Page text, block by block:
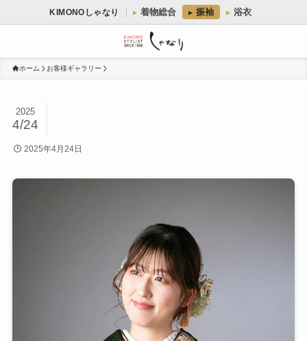
KIMONOしゃなり 着物総合 振袖 浴衣
ホーム お客様ギャラリー
2025
4/24
2025年4月24日